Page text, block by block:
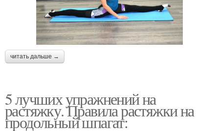
читать дальше →
5 лучших упражнений на
растяжку. Правила растяжки на
продольный шпагат: